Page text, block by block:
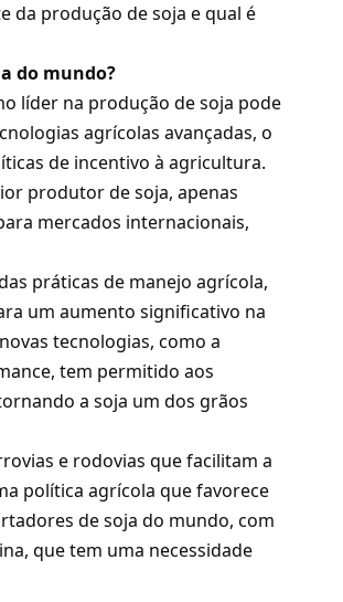
da produção de soja e qual é
do mundo?
líder na produção de soja pode
agrícolas avançadas, o
de incentivo à agricultura.
produtor de soja, apenas
mercados internacionais,
práticas de manejo agrícola,
um aumento significativo na
tecnologias, como a
tem permitido aos
a soja um dos grãos
e rodovias que facilitam a
política agrícola que favorece
de soja do mundo, com
que tem uma necessidade